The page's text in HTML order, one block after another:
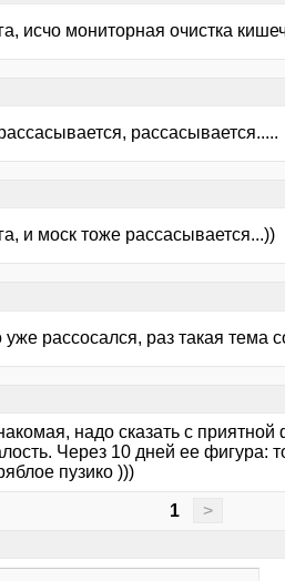
исчо мониторная очистка
рассасывается.....
и моск тоже рассасывается...))
уже рассосался, раз такая тема
надо сказать с
Через 10 дней ее фигура:
пузико )))
1 >